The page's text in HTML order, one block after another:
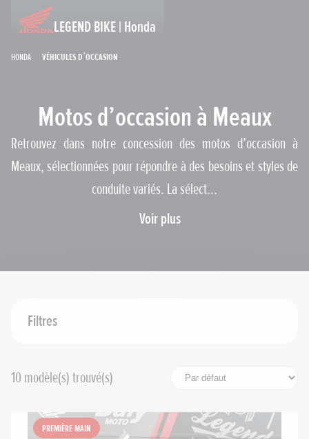
LEGEND BIKE | Honda
Honda Véhicules d’occasion
Motos d’occasion à Meaux
Retrouvez dans notre concession des motos d’occasion à
Meaux, sélectionnées pour répondre à des besoins et styles de
conduite variés. La sélect...
Voir plus
Filtres
Voir plus de filtres
Première main
10 modèle(s) trouvé(s)
Première main